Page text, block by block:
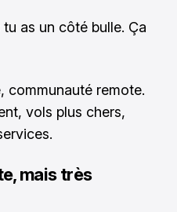
tu as un côté bulle. Ça
communauté remote.
vols plus chers,
mais très